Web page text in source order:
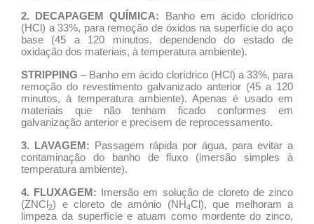
2. DECAPAGEM QUÍMICA: Banho em ácido clorídrico
(HCl) a 33%, para remoção de óxidos na superfície do aço
base (45 a 120 minutos, dependendo do estado de
oxidação dos materiais, à temperatura ambiente).
STRIPPING – Banho em ácido clorídrico (HCl) a 33%, para
remoção do revestimento galvanizado anterior (45 a 120
minutos, à temperatura ambiente). Apenas é usado em
materiais que não tenham ficado conformes em
galvanização anterior e precisem de reprocessamento.
3. LAVAGEM: Passagem rápida por água, para evitar a
contaminação do banho de fluxo (imersão simples à
temperatura ambiente).
4. FLUXAGEM: Imersão em solução de cloreto de zinco
(ZNCl2) e cloreto de amónio (NH4Cl), que melhoram a
limpeza da superfície e atuam como mordente do zinco,